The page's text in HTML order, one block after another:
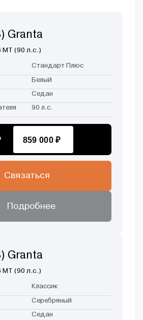
Granta
MT (90 л.с.)
Стандарт Плюс
Белый
Седан
90 л.с.
859 000 ₽
Связаться
Подробнее
Granta
MT (90 л.с.)
Классик
Серебряный
Седан